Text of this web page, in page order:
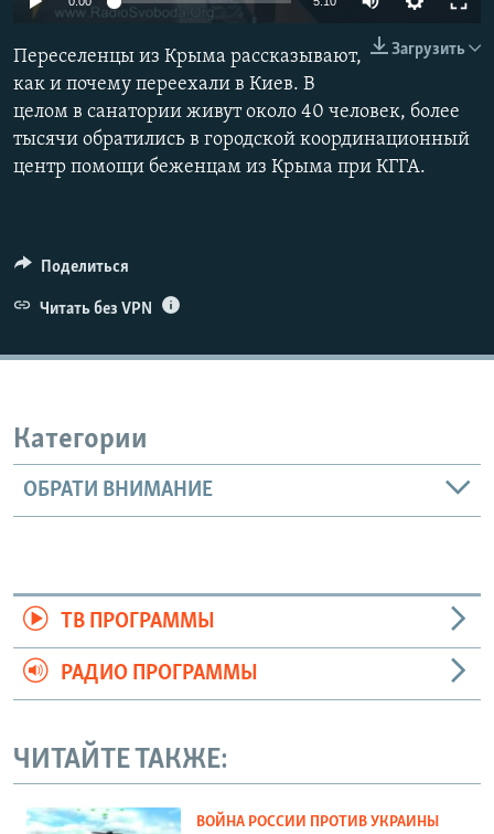
ПОБЕДИТЕЛЕЙ НЕ СУДЯТ?
КРЫМ.НЕПОКОРЕННЫЙ
УКРАИНСКАЯ ПРОБЛЕМА КРЫМА
ПРИСОЕДИНЯЙТЕСЬ!
Все сайты RFE/RL
Загрузить
Переселенцы из Крыма рассказывают,
как и почему переехали в Киев. В
целом в санатории живут около 40 человек, более
тысячи обратились в городской координационный
центр помощи беженцам из Крыма при КГГА.
Поделиться
Читать без VPN
Категории
ОБРАТИ ВНИМАНИЕ
ТВ ПРОГРАММЫ
РАДИО ПРОГРАММЫ
ЧИТАЙТЕ ТАКЖЕ:
ВОЙНА РОССИИ ПРОТИВ УКРАИНЫ